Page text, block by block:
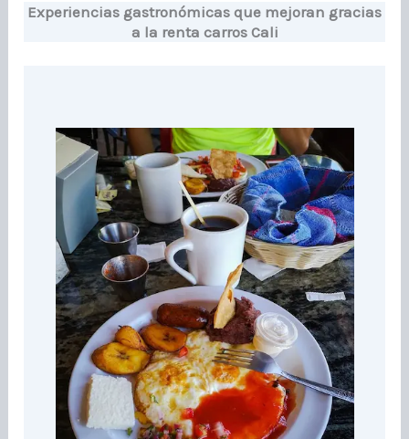
Experiencias gastronómicas que mejoran gracias
a la renta carros Cali